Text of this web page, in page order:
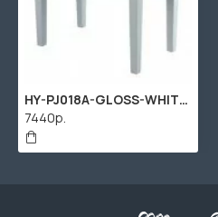
HY-PJ018A-GLOSS-WHITE Банкетка, белый/белый, кожа. Rin
7440р.